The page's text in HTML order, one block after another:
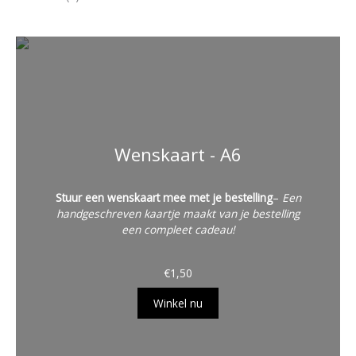
Wenskaart - A6
Stuur een wenskaart mee met je bestelling– Een
handgeschreven kaartje maakt van je bestelling
een compleet cadeau!
€1,50
Winkel nu